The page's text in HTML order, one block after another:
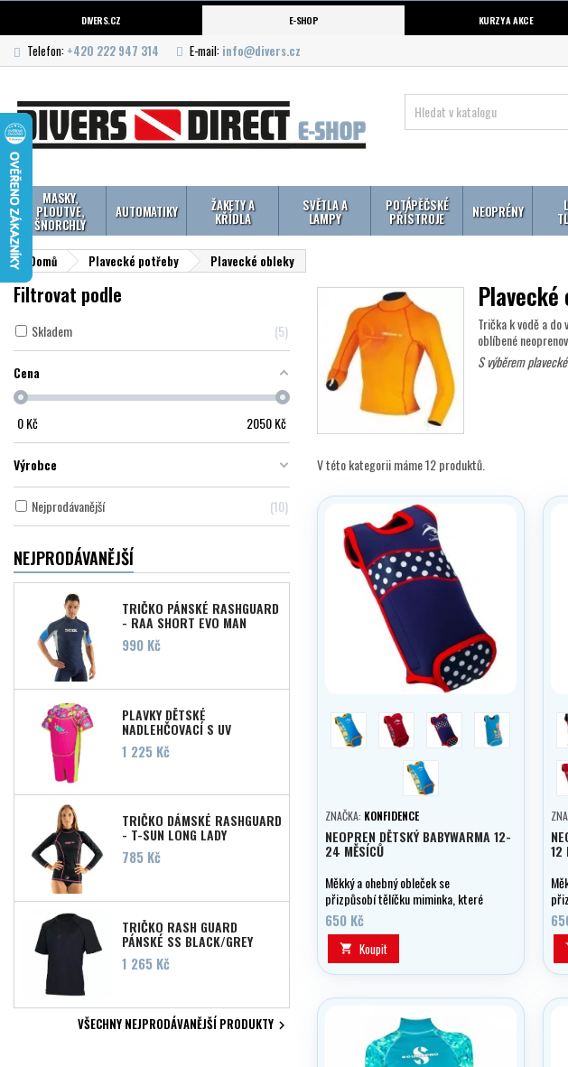
DIVERS.CZ E-SHOP KURZY A AKCE
Telefon: +420 222 947 314 E-mail: info@divers.cz
MASKY,
PLOUTVE,
ŠNORCHLY
AUTOMATIKY ŽAKETY A
KŘÍDLA
SVĚTLA A
LAMPY
POTÁPĚČSKÉ
PŘÍSTROJE NEOPRÉNY
Domů Plavecké potřeby Plavecké obleky
Filtrovat podle
Skladem 5
Cena
0Kč 2050Kč
Výrobce
Nejprodávanější 10
NEJPRODÁVANĚJŠÍ
TRIČKO PÁNSKÉ RASHGUARD
- RAA SHORT EVO MAN
Cena
990 Kč
PLAVKY DĚTSKÉ
NADLEHČOVACÍ S UV
OCHRANOU 2023
Cena
1 225 Kč
TRIČKO DÁMSKÉ RASHGUARD
- T-SUN LONG LADY
Cena
785 Kč
TRIČKO RASH GUARD
PÁNSKÉ SS BLACK/GREY
Cena
1 265 Kč
VŠECHNY NEJPRODÁVANĚJŠÍ PRODUKTY 
Plavecké
Trička k vodě a
oblíbené
S výběrem
V této kategorii máme 12 produktů.
clownfish jahoda polka dotottoMishell
seaFriends
ZNAČKA: KONFIDENCE
NEOPREN DĚTSKÝ BABYWARMA 12-
24 MĚSÍCŮ
Měkký a ohebný obleček se
přizpůsobí tělíčku miminka, které
roste.
650 Kč
 Koupit
12